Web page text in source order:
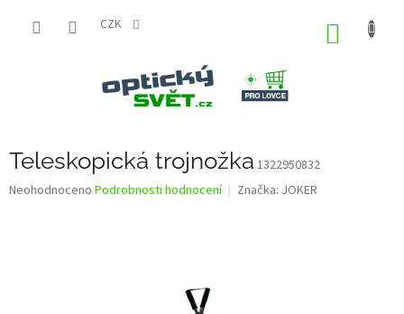
CZK
Teleskopická trojnožka 1322950832
Průměrné
Neohodnoceno Podrobnosti hodnocení Značka: JOKER